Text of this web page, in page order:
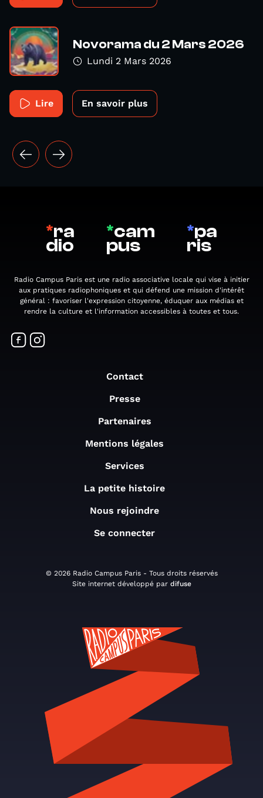
Novorama du 2 Mars 2026
Lundi 2 Mars 2026
Lire En savoir plus
*ra
dio
*cam
pus
*pa
ris
Radio Campus Paris est une radio associative locale qui vise à initier
aux pratiques radiophoniques et qui défend une mission d'intérêt
général : favoriser l'expression citoyenne, éduquer aux médias et
rendre la culture et l'information accessibles à toutes et tous.
Contact
Presse
Partenaires
Mentions légales
Services
La petite histoire
Nous rejoindre
Se connecter
© 2026 Radio Campus Paris - Tous droits réservés
Site internet développé par difuse